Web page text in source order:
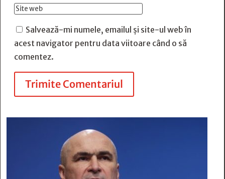
Salvează-mi numele, emailul și site-ul web în
acest navigator pentru data viitoare când o să
comentez.
Trimite Comentariul